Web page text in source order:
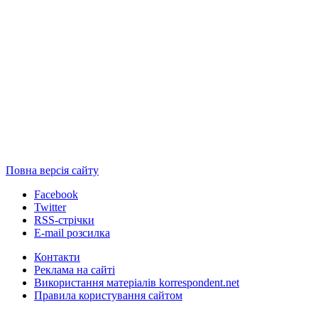
Повна версія сайту
Facebook
Twitter
RSS-стрічки
E-mail розсилка
Контакти
Реклама на сайті
Використання матеріалів korrespondent.net
Правила користування сайтом